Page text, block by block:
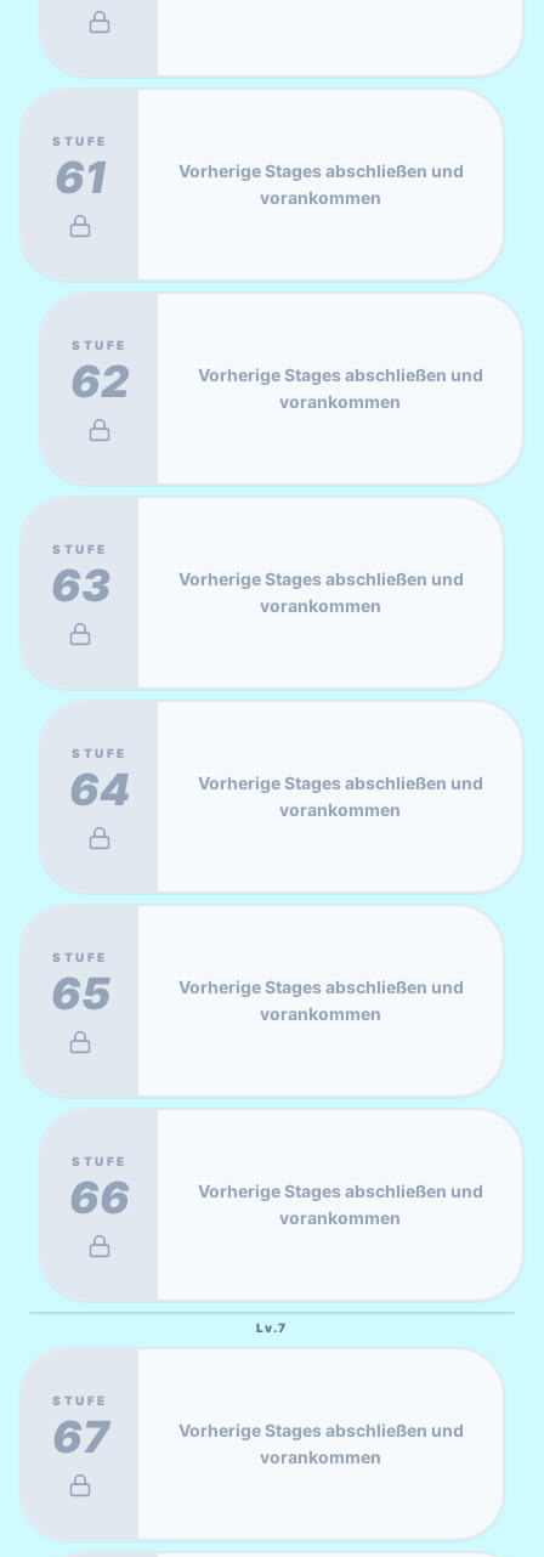
STUFE
61
Vorherige Stages abschließen und
vorankommen
STUFE
62
Vorherige Stages abschließen und
vorankommen
STUFE
63
Vorherige Stages abschließen und
vorankommen
STUFE
64
Vorherige Stages abschließen und
vorankommen
STUFE
65
Vorherige Stages abschließen und
vorankommen
STUFE
66
Vorherige Stages abschließen und
vorankommen
Lv.7
STUFE
67
Vorherige Stages abschließen und
vorankommen